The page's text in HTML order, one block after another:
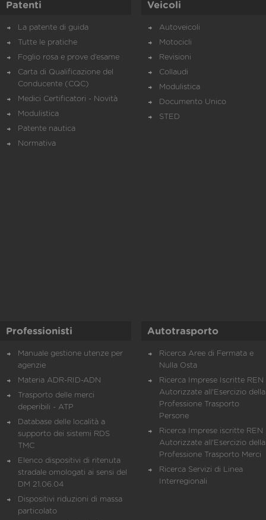
Patenti
La patente di guida
Tutte le pratiche
Foglio rosa e prove d’esame
Carta di Qualificazione del
Conducente (CQC)
Medici Certificatori - Novità
Modulistica
Patente nautica
Normativa
Veicoli
Autoveicoli
Motocicli
Revisioni
Collaudi
Modulistica
Documento Unico
STED
Professionisti
Manuale gestione utenze per
agenzie
Materia ADR-RID-ADN
Trasporto delle merci
deperibili - ATP
Database delle località a
supporto dei sistemi RDS
TMC
Elenco dispositivi di ritenuta
stradale omologati ai sensi del
DM 21.06.04
Dispositivi riduzioni di massa
particolato
Autotrasporto
Ricerca Aree di Fermata e
Nulla Osta
Ricerca Imprese Iscritte REN
Autorizzate all'Esercizio della
Professione Trasporto
Persone
Ricerca Imprese iscritte REN
Autorizzate all'Esercizio della
Professione Trasporto Merci
Ricerca Servizi di Linea
Interregionali